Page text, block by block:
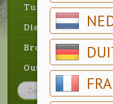
Tuin
Dier
Brood & gebak
Outlet